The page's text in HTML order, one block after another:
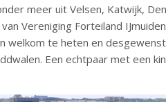
meer uit Velsen, Katwijk,
Vereniging Forteiland
welkom te heten en
Een echtpaar met een